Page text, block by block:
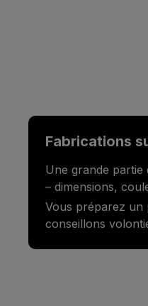
Fabrications
Une grande partie
– dimensions,
Vous préparez un
conseillons